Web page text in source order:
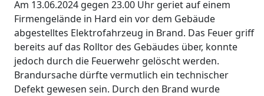
Am 13.06.2024 gegen 23.00 Uhr geriet auf einem
Firmengelände in Hard ein vor dem Gebäude
abgestelltes Elektrofahrzeug in Brand. Das Feuer griff
bereits auf das Rolltor des Gebäudes über, konnte
jedoch durch die Feuerwehr gelöscht werden.
Brandursache dürfte vermutlich ein technischer
Defekt gewesen sein. Durch den Brand wurde